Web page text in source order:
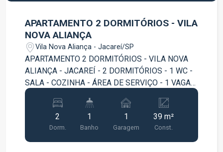
APARTAMENTO 2 DORMITÓRIOS - VILA
NOVA ALIANÇA
Vila Nova Aliança - Jacareí/SP
APARTAMENTO 2 DORMITÓRIOS - VILA NOVA
ALIANÇA - JACAREÍ - 2 DORMITÓRIOS - 1 WC -
SALA - COZINHA - ÁREA DE SERVIÇO - 1 VAGA
DE GARAGEM VENHA CONFERIR!!! AGENDE SUA
VISITA!!!
2
Dorm.
1
Banho
1
Garagem
39 m²
Const.